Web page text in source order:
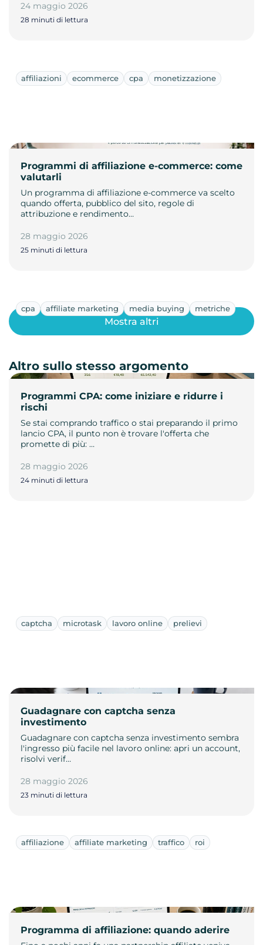
24 maggio 2026
28 minuti di lettura
affiliazioni ecommerce cpa monetizzazione
Programmi di affiliazione e-commerce: come
valutarli
Un programma di affiliazione e-commerce va scelto
quando offerta, pubblico del sito, regole di
attribuzione e rendimento…
28 maggio 2026
25 minuti di lettura
cpa affiliate marketing media buying metriche
Programmi CPA: come iniziare e ridurre i
rischi
Se stai comprando traffico o stai preparando il primo
lancio CPA, il punto non è trovare l'offerta che
promette di più: …
28 maggio 2026
24 minuti di lettura
Mostra altri
Altro sullo stesso argomento
captcha microtask lavoro online prelievi
Guadagnare con captcha senza
investimento
Guadagnare con captcha senza investimento sembra
l'ingresso più facile nel lavoro online: apri un account,
risolvi verif…
28 maggio 2026
23 minuti di lettura
affiliazione affiliate marketing traffico roi
Programma di affiliazione: quando aderire